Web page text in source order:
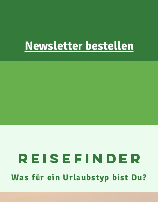
Newsletter bestellen
reisefinder
Was für ein Urlaubstyp bist Du?